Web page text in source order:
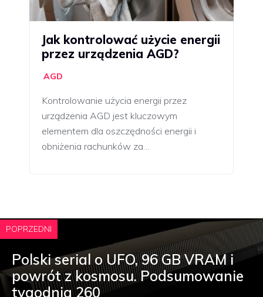
Jak kontrolować użycie energii
przez urządzenia AGD?
AGD
Kontrolowanie użycia energii przez
urządzenia AGD jest kluczowym
elementem dla oszczędności energii i
obniżenia rachunków za…
POPRZEDNI
Polski serial o UFO, 96 GB VRAM i
powrót z kosmosu. Podsumowanie
tygodnia 260